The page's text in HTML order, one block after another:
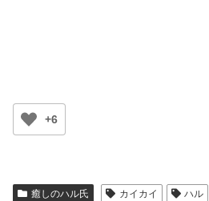
+6
癒しのハル氏 カイカイ ハル